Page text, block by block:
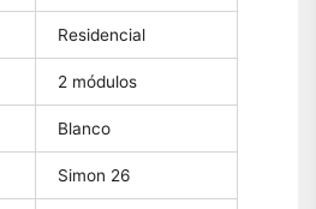
Residencial
2 módulos
Blanco
Simon 26